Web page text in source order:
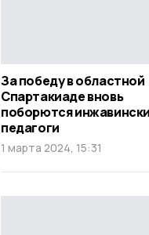
За победу в областной
Спартакиаде вновь
поборются
педагоги
1 марта 2024, 15:31